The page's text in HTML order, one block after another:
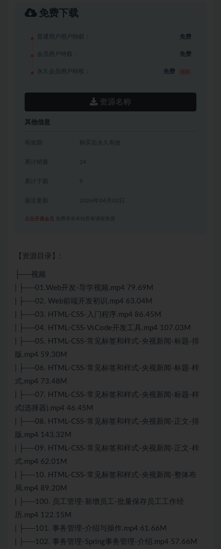
免费下载
普通用户用户特权： 免费
会员用户特权： 免费
永久会员用户特权： 免费
资源名称
其他信息
有效期 购买后永久有效
累计销量 24
累计下载 9
2026年04月02日
点击开通会员 免费享有本站所有课程资源
【资源目录】:
├──视频
| ├──01.Web开发-导学视频.mp4 79.69M
| ├──02. Web前端开发初识.mp4 63.04M
| ├──03. HTML-CSS-入门程序.mp4 86.45M
| ├──04. HTML-CSS-VsCode开发工具.mp4 107.03M
| ├──05. HTML-CSS-常见标签和样式-央视新闻-标题-排
版.mp4 59.30M
| ├──06. HTML-CSS-常见标签和样式-央视新闻-标题-样
式.mp4 73.48M
| ├──07. HTML-CSS-常见标签和样式-央视新闻-标题-样
式(选择器).mp4 46.45M
| ├──08. HTML-CSS-常见标签和样式-央视新闻-正文-排
版.mp4 143.32M
| ├──09. HTML-CSS-常见标签和样式-央视新闻-正文-样
式.mp4 62.01M
| ├──10. HTML-CSS-常见标签和样式-央视新闻-整体布
局.mp4 89.20M
| ├──100. 员工管理-新增员工-批量保存员工工作经
历.mp4 122.15M
| ├──101. 事务管理-介绍与操作.mp4 61.66M
| ├──102. 事务管理-Spring事务管理-介绍.mp4 57.66M